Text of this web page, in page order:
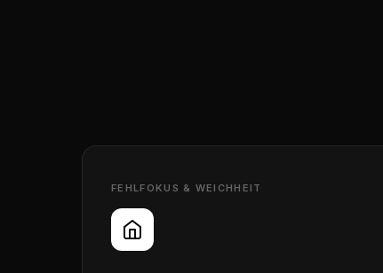
FEHLFOKUS & WEICHHEIT